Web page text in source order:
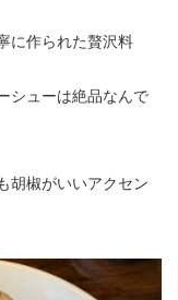
に作られた贅沢料
シューは絶品なんで
胡椒がいいアクセン